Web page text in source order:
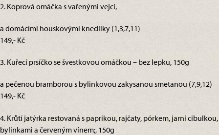
2. Koprová omáčka s vařenými vejci,
a domácími houskovými knedlíky (1,3,7,11)
149,- Kč
3. Kuřecí prsíčko se švestkovou omáčkou – bez lepku, 150g
a pečenou bramborou s bylinkovou zakysanou smetanou (7,9,12)
149,- Kč
4. Krůtí jatýrka restovaná s paprikou, rajčaty, pórkem, jarní cibulkou,
bylinkami a červeným vínem;, 150g